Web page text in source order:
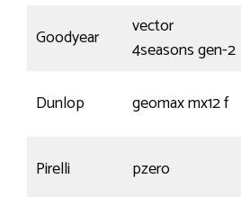
Goodyear
vector
4seasons gen-2
Dunlop geomax mx12 f
Pirelli pzero